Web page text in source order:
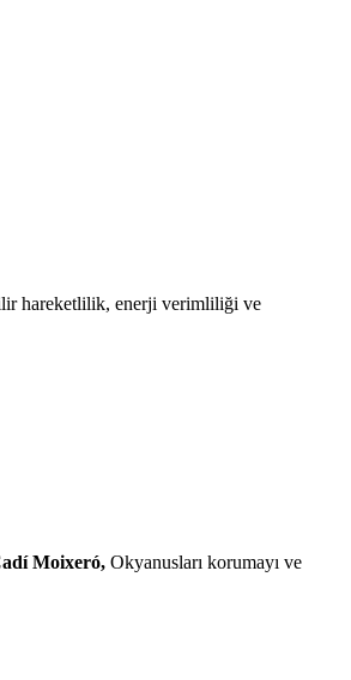
hareketlilik, enerji verimliliği ve
Moixeró, Okyanusları korumayı ve